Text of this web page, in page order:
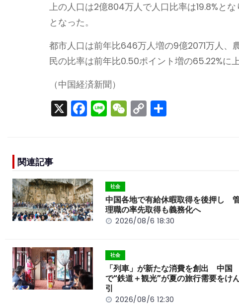
上の人口は2億804万人で人口比率は19.8%と
となった。
都市人口は前年比646万人増の9億2071万人、
民の比率は前年比0.50ポイント増の65.22%に上
（中国経済新聞）
X F
a
o
o
k
Li
n
W
e
C
o
k
関連記事
社会
中国各地で有給休暇取得を後押し
理職の率先取得も義務化へ
2026/08/6 18:30
社会
「列車」が新たな消費を創出 中国
で“鉄道＋観光”が夏の旅行需要をけ
引
2026/08/6 12:30